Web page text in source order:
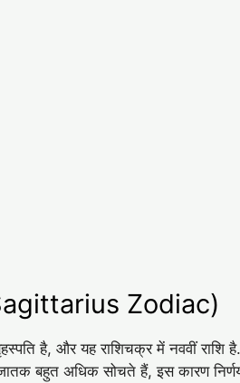
Zodiac)
है, और यह राशिचक्र में नववीं राशि
बहुत अधिक सोचते हैं, इस कारण